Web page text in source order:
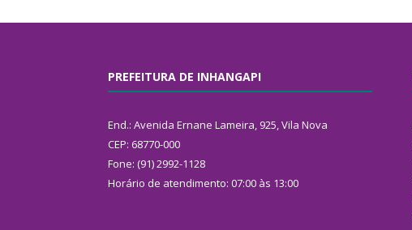
PREFEITURA DE INHANGAPI
End.: Avenida Ernane Lameira, 925, Vila Nova
CEP: 68770-000
Fone: (91) 2992-1128
Horário de atendimento: 07:00 às 13:00